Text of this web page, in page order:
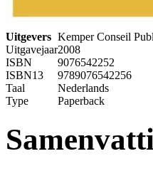
Uitgevers Kemper Conseil
Uitgavejaar2008
ISBN
9076542252
ISBN13
9789076542256
Taal
Nederlands
Type
Paperback